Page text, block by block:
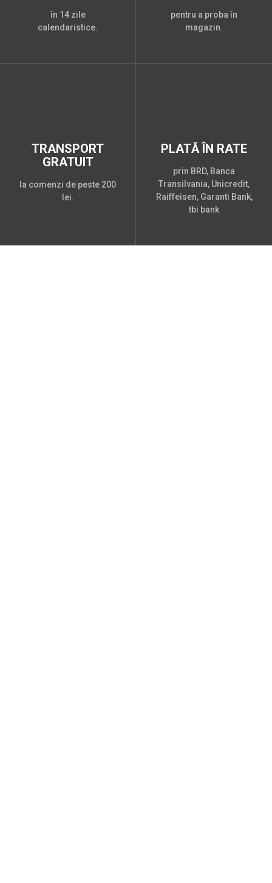
în 14 zile
calendaristice.
pentru a proba în
magazin.
TRANSPORT
GRATUIT
la comenzi de peste 200
lei.
PLATĂ ÎN RATE
prin BRD, Banca
Transilvania, Unicredit,
Raiffeisen, Garanti Bank,
tbi bank